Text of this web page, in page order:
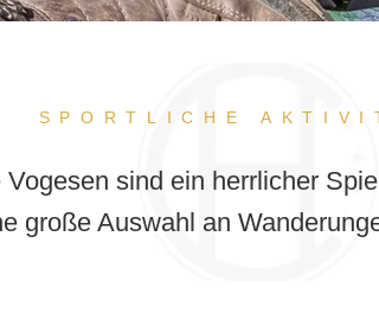
SPORTLICHE
sind ein herrlicher
große Auswahl an